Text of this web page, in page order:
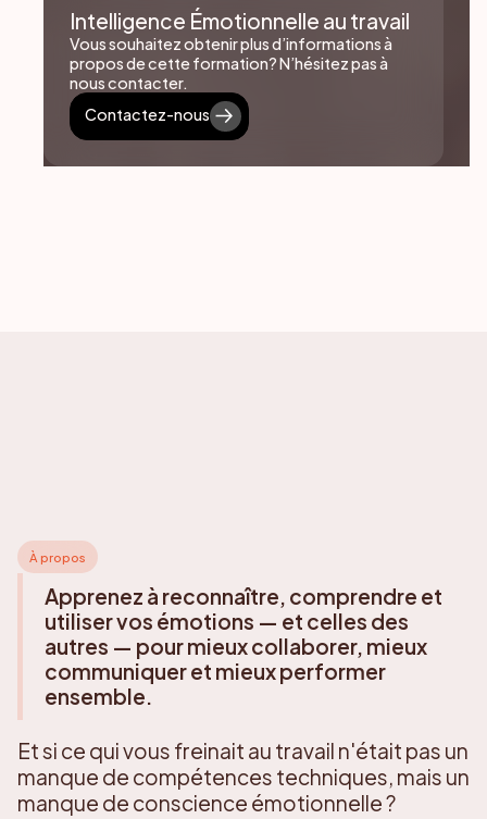
Intelligence Émotionnelle au travail
Vous souhaitez obtenir plus d’informations à
propos de cette formation? N’hésitez pas à
nous contacter.
Contactez-nous
À propos
Apprenez à reconnaître, comprendre et
utiliser vos émotions — et celles des
autres — pour mieux collaborer, mieux
communiquer et mieux performer
ensemble.
Et si ce qui vous freinait au travail n'était pas un
manque de compétences techniques, mais un
manque de conscience émotionnelle ?